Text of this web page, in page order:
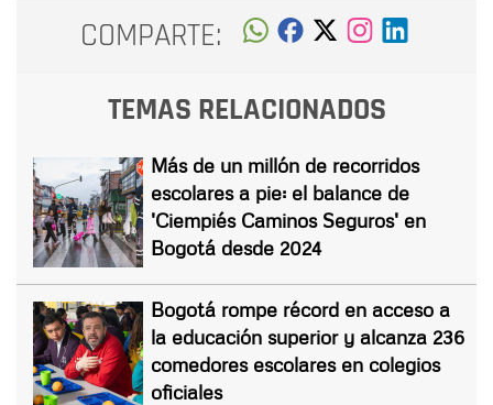
COMPARTE:
TEMAS RELACIONADOS
Más de un millón de recorridos
escolares a pie: el balance de
'Ciempiés Caminos Seguros' en
Bogotá desde 2024
Bogotá rompe récord en acceso a
la educación superior y alcanza 236
comedores escolares en colegios
oficiales